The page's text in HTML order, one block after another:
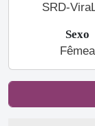
SRD-
Sexo
Fêmea